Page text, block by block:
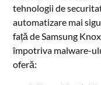
tehnologii de
automatizare mai
față de Samsung
împotriva malware-
oferă: